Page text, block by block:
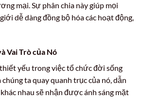
mại. Sự phân chia này giúp mọi
dễ dàng đồng bộ hóa các hoạt động,
Vai Trò của Nó
yếu trong việc tổ chức đời sống
ta quay quanh trục của nó, dẫn
nhau sẽ nhận được ánh sáng mặt